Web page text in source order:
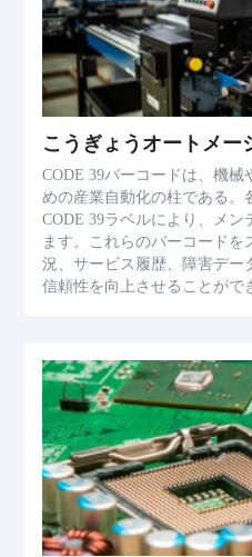
こうぎょうオートメー
CODE 39バーコードは、機
めの産業自動化の柱である。
CODE 39ラベルにより、メ
ます。これらのバーコード
況、サービス履歴、障害デー
信頼性を向上させることがで